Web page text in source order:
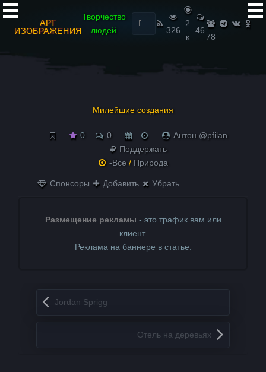
АРТ
ИЗОБРАЖЕНИЯ
Творчество
людей
Найти:
326
2
к
46
78
Милейшие создания
0 0
Антон @pfilan
Поддержать
-Все / Природа
Спонсоры Добавить Убрать
Размещение рекламы - это трафик вам или
клиент.
Реклама на баннере в статье.
Запись навигация
Jordan Sprigg
Отель на деревьях